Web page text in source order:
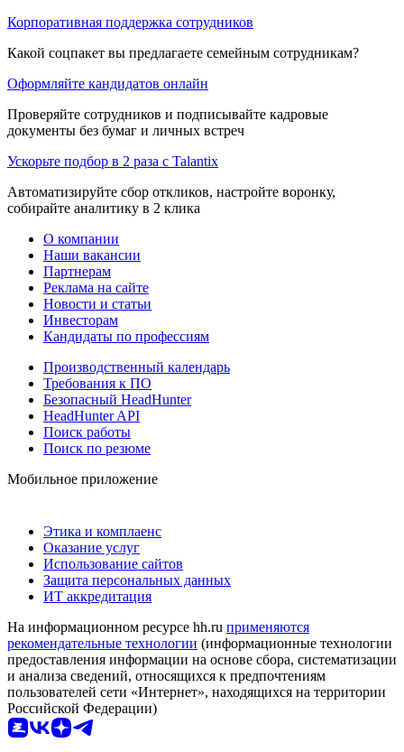
Корпоративная поддержка сотрудников
Какой соцпакет вы предлагаете семейным сотрудникам?
Оформляйте кандидатов онлайн
Проверяйте сотрудников и подписывайте кадровые
документы без бумаг и личных встреч
Ускорьте подбор в 2 раза с Talantix
Автоматизируйте сбор откликов, настройте воронку,
собирайте аналитику в 2 клика
О компании
Наши вакансии
Партнерам
Реклама на сайте
Новости и статьи
Инвесторам
Кандидаты по профессиям
Производственный календарь
Требования к ПО
Безопасный HeadHunter
HeadHunter API
Поиск работы
Поиск по резюме
Мобильное приложение
Этика и комплаенс
Оказание услуг
Использование сайтов
Защита персональных данных
ИТ аккредитация
На информационном ресурсе hh.ru применяются
рекомендательные технологии (информационные технологии
предоставления информации на основе сбора, систематизации
и анализа сведений, относящихся к предпочтениям
пользователей сети «Интернет», находящихся на территории
Российской Федерации)